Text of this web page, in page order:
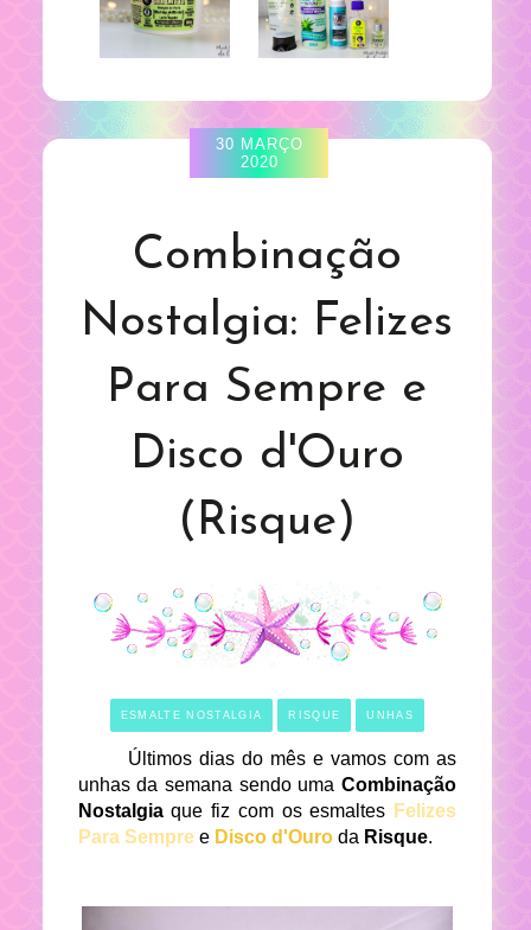
30 MARÇO
2020
Combinação
Nostalgia: Felizes
Para Sempre e
Disco d'Ouro
(Risque)
ESMALTE NOSTALGIA RISQUE UNHAS
Últimos dias do mês e vamos com as
unhas da semana sendo uma Combinação
Nostalgiaque fiz com os esmaltes Felizes
Para Sempree Disco d'Ouro da Risque.